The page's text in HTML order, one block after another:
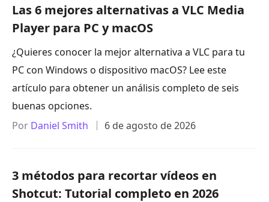
Las 6 mejores alternativas a VLC Media
Player para PC y macOS
¿Quieres conocer la mejor alternativa a VLC para tu
PC con Windows o dispositivo macOS? Lee este
artículo para obtener un análisis completo de seis
buenas opciones.
Por Daniel Smith 6 de agosto de 2026
3 métodos para recortar vídeos en
Shotcut: Tutorial completo en 2026